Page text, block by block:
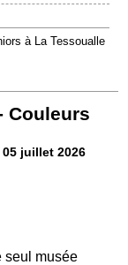
à La Tessoualle
Couleurs
05 juillet 2026
seul musée